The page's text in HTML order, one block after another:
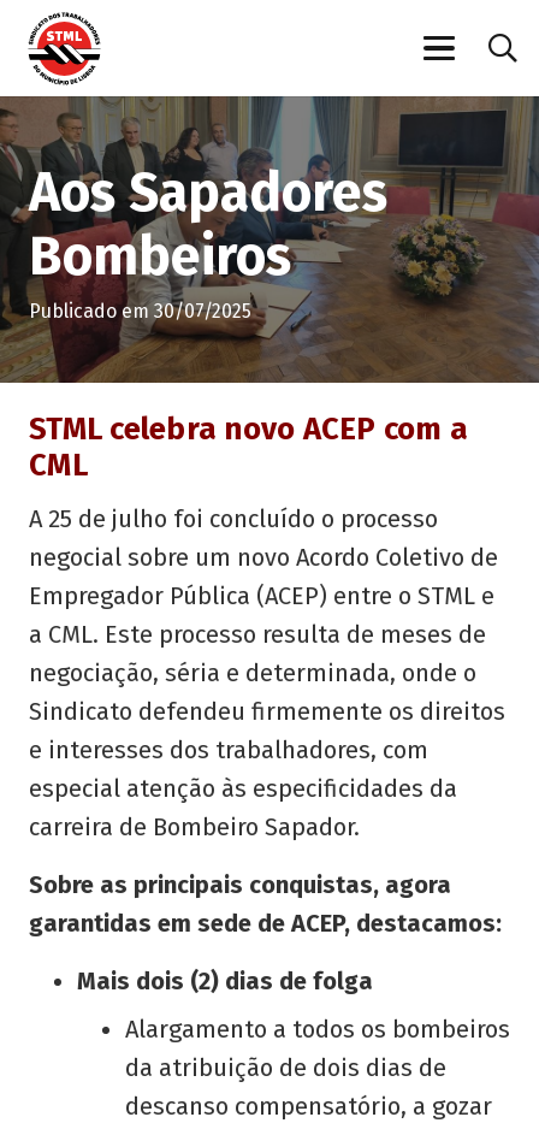
Aos Sapadores
Bombeiros
Publicado em 30/07/2025
STML celebra novo ACEP com a
CML
A 25 de julho foi concluído o processo
negocial sobre um novo Acordo Coletivo de
Empregador Pública (ACEP) entre o STML e
a CML. Este processo resulta de meses de
negociação, séria e determinada, onde o
Sindicato defendeu firmemente os direitos
e interesses dos trabalhadores, com
especial atenção às especificidades da
carreira de Bombeiro Sapador.
Sobre as principais conquistas, agora
garantidas em sede de ACEP, destacamos:
Mais dois (2) dias de folga
Alargamento a todos os bombeiros
da atribuição de dois dias de
descanso compensatório, a gozar